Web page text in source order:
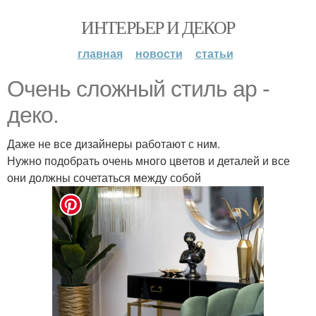
ИНТЕРЬЕР И ДЕКОР
главная новости статьи
Очень сложный стиль ар -
деко.
Даже не все дизайнеры работают с ним.
Нужно подобрать очень много цветов и деталей и все
они должны сочетаться между собой